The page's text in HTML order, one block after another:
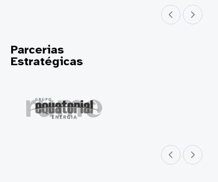
Parceiro anterior
Próximo
Parcerias
Estratégicas
Parceiro anterior
Próximo